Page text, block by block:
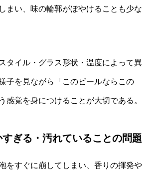
まい、味の輪郭がぼやけることも少な
タイル・グラス形状・温度によって異
子を見ながら「このビールならこの
感覚を身につけることが大切である。
ぎる・汚れていることの問題
をすぐに崩してしまい、香りの揮発や